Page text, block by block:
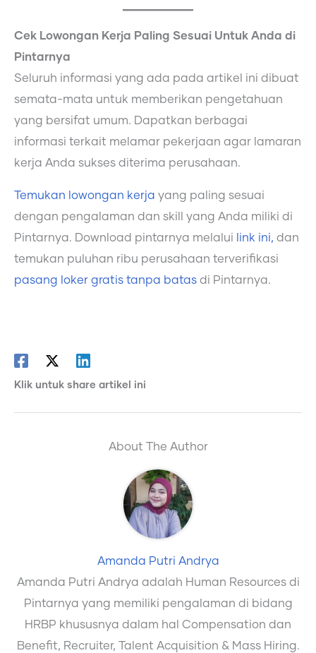
Cek Lowongan Kerja Paling Sesuai Untuk Anda di
Pintarnya
Seluruh informasi yang ada pada artikel ini dibuat
semata-mata untuk memberikan pengetahuan
yang bersifat umum. Dapatkan berbagai
informasi terkait melamar pekerjaan agar lamaran
kerja Anda sukses diterima perusahaan.
Temukan lowongan kerja yang paling sesuai
dengan pengalaman dan skill yang Anda miliki di
Pintarnya. Download pintarnya melalui
link ini, dan
temukan puluhan ribu perusahaan terverifikasi
pasang loker gratis tanpa batas di Pintarnya.
Klik untuk share artikel ini
About The Author
Amanda Putri Andrya
Amanda Putri Andrya adalah Human Resources di
Pintarnya yang memiliki pengalaman di bidang
HRBP khususnya dalam hal Compensation dan
Benefit, Recruiter, Talent Acquisition & Mass Hiring.